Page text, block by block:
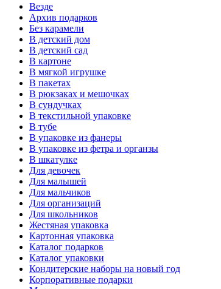
Везде
Архив подарков
Без карамели
В детский дом
В детский сад
В картоне
В мягкой игрушке
В пакетах
В рюкзаках и мешочках
В сундучках
В текстильной упаковке
В тубе
В упаковке из фанеры
В упаковке из фетра и органзы
В шкатулке
Для девочек
Для малышей
Для мальчиков
Для организаций
Для школьников
Жестяная упаковка
Картонная упаковка
Каталог подарков
Каталог упаковки
Кондитерские наборы на новый год
Корпоративные подарки